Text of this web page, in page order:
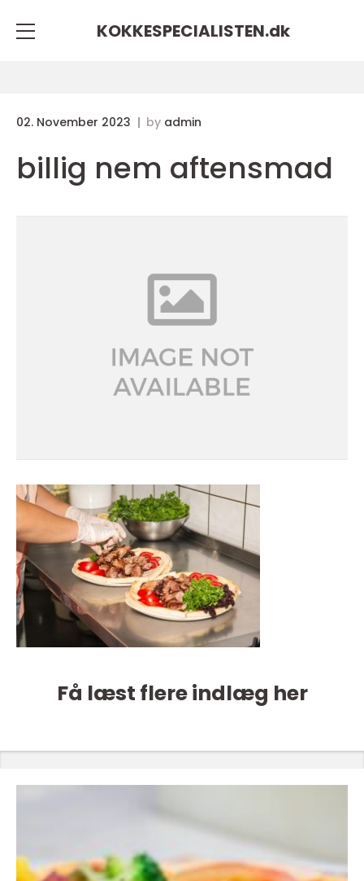
KOKKESPECIALISTEN.dk
02. November 2023 by admin
billig nem aftensmad
Få læst flere indlæg her